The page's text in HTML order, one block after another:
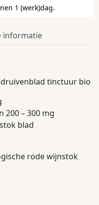
1 (werk)dag.
informatie
tinctuur bio
200 – 300 mg
blad
rode wijnstok